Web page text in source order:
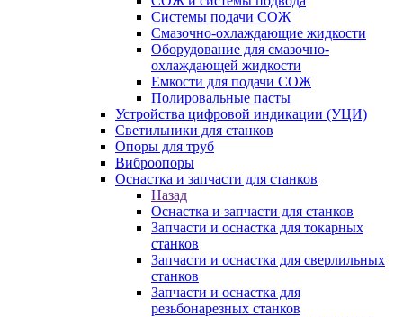
Системы подачи СОЖ
Смазочно-охлаждающие жидкости
Оборудование для смазочно-
охлаждающей жидкости
Емкости для подачи СОЖ
Полировальные пасты
Устройства цифровой индикации (УЦИ)
Светильники для станков
Опоры для труб
Виброопоры
Оснастка и запчасти для станков
Назад
Оснастка и запчасти для станков
Запчасти и оснастка для токарных
станков
Запчасти и оснастка для сверлильных
станков
Запчасти и оснастка для
резьбонарезных станков